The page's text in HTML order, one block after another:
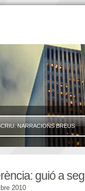
NARRACIONS BREUS
guió a
2010